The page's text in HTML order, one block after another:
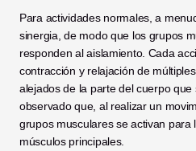
Para actividades normales, a
sinergia, de modo que los grupos
responden al aislamiento. Cada
contracción y relajación de
alejados de la parte del cuerpo que
observado que, al realizar un
grupos musculares se activan para
músculos principales.